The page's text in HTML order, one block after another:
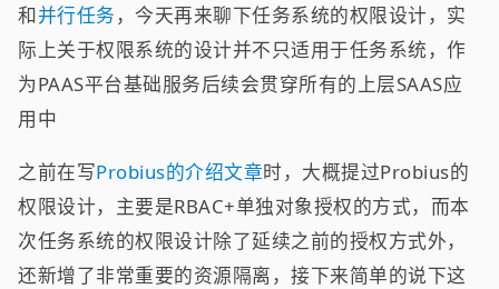
和并行任务 ，今天再来聊下任务系统的权限设计，实
际上关于权限系统的设计并不只适用于任务系统，作
为PAAS平台基础服务后续会贯穿所有的上层SAAS应
用中
之前在写Probius的介绍文章时，大概提过Probius的
权限设计，主要是RBAC+单独对象授权的方式，而本
次任务系统的权限设计除了延续之前的授权方式外，
还新增了非常重要的资源隔离，接下来简单的说下这